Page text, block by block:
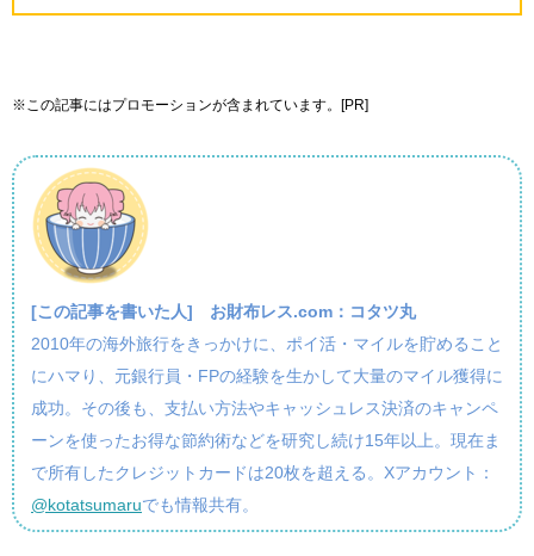
※この記事にはプロモーションが含まれています。[PR]
[この記事を書いた人] お財布レス.com：コタツ丸
2010年の海外旅行をきっかけに、ポイ活・マイルを貯めること
にハマり、元銀行員・FPの経験を生かして大量のマイル獲得に
成功。その後も、支払い方法やキャッシュレス決済のキャンペ
ーンを使ったお得な節約術などを研究し続け15年以上。現在ま
で所有したクレジットカードは20枚を超える。Xアカウント：
@kotatsumaruでも情報共有。